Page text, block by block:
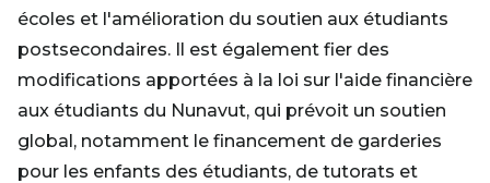
écoles et l'amélioration du soutien aux étudiants
postsecondaires. Il est également fier des
modifications apportées à la loi sur l'aide financière
aux étudiants du Nunavut, qui prévoit un soutien
global, notamment le financement de garderies
pour les enfants des étudiants, de tutorats et